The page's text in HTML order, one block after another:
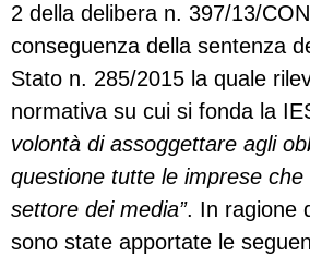
2 della delibera n. 397/13/
conseguenza della sentenza
Stato n. 285/2015 la quale
normativa su cui si fonda la
volontà di assoggettare agli
questione tutte le imprese che
settore dei media”. In ragione
sono state apportate le